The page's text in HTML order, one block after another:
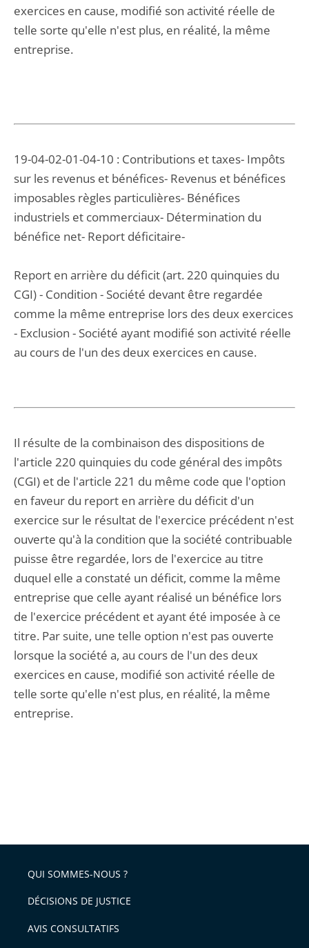
exercices en cause, modifié son activité réelle de
telle sorte qu'elle n'est plus, en réalité, la même
entreprise.
19-04-02-01-04-10 : Contributions et taxes- Impôts
sur les revenus et bénéfices- Revenus et bénéfices
imposables règles particulières- Bénéfices
industriels et commerciaux- Détermination du
bénéfice net- Report déficitaire-
Report en arrière du déficit (art. 220 quinquies du
CGI) - Condition - Société devant être regardée
comme la même entreprise lors des deux exercices
- Exclusion - Société ayant modifié son activité réelle
au cours de l'un des deux exercices en cause.
Il résulte de la combinaison des dispositions de
l'article 220 quinquies du code général des impôts
(CGI) et de l'article 221 du même code que l'option
en faveur du report en arrière du déficit d'un
exercice sur le résultat de l'exercice précédent n'est
ouverte qu'à la condition que la société contribuable
puisse être regardée, lors de l'exercice au titre
duquel elle a constaté un déficit, comme la même
entreprise que celle ayant réalisé un bénéfice lors
de l'exercice précédent et ayant été imposée à ce
titre. Par suite, une telle option n'est pas ouverte
lorsque la société a, au cours de l'un des deux
exercices en cause, modifié son activité réelle de
telle sorte qu'elle n'est plus, en réalité, la même
entreprise.
QUI SOMMES-NOUS ?
DÉCISIONS DE JUSTICE
AVIS CONSULTATIFS